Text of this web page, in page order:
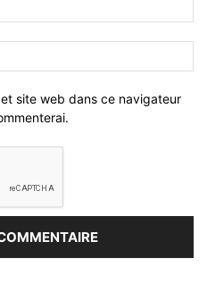
site web dans ce navigateur